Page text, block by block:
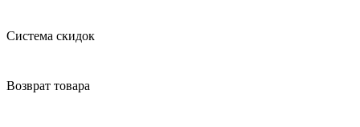
Система скидок
Возврат товара